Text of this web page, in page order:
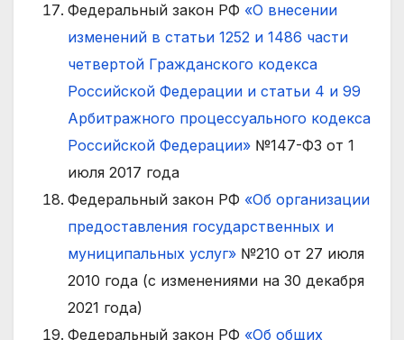
Федеральный закон РФ «О внесении
изменений в статьи 1252 и 1486 части
четвертой Гражданского кодекса
Российской Федерации и статьи 4 и 99
Арбитражного процессуального кодекса
Российской Федерации» №147-ФЗ от 1
июля 2017 года
Федеральный закон РФ «Об организации
предоставления государственных и
муниципальных услуг» №210 от 27 июля
2010 года (с изменениями на 30 декабря
2021 года)
Федеральный закон РФ «Об общих